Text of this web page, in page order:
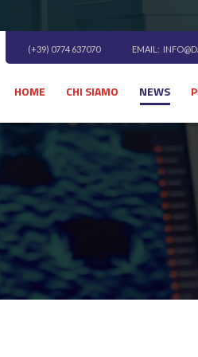
(+39) 0774 637070 EMAIL:
HOME CHI SIAMO NEWS